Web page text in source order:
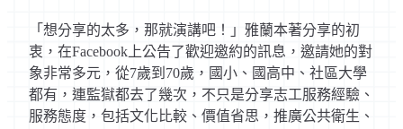
「想分享的太多，那就演講吧！」雅蘭本著分享的初
衷，在Facebook上公告了歡迎邀約的訊息，邀請她的對
象非常多元，從7歲到70歲，國小、國高中、社區大學
都有，連監獄都去了幾次，不只是分享志工服務經驗、
服務態度，包括文化比較、價值省思，推廣公共衛生、